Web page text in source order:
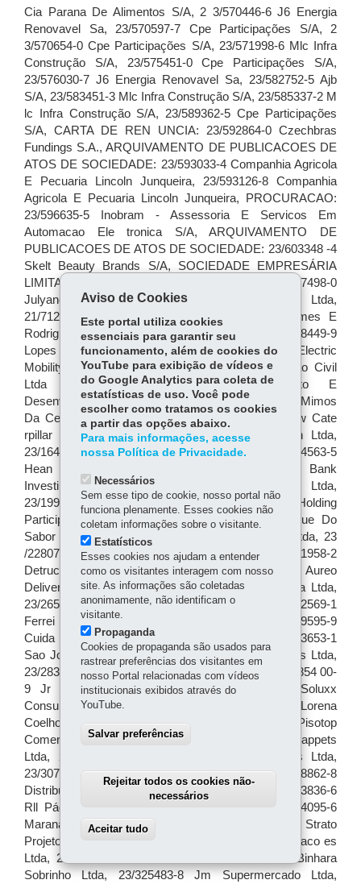
Aviso de Cookies
Este portal utiliza cookies
essenciais para garantir seu
funcionamento, além de cookies do
YouTube para exibição de vídeos e
do Google Analytics para coleta de
estatísticas de uso. Você pode
escolher como tratamos os cookies
a partir das opções abaixo.
Para mais informações, acesse
nossa Política de Privacidade.
Necessários
Sem esse tipo de cookie, nosso portal não
funciona plenamente. Esses cookies não
coletam informações sobre o visitante.
Estatísticos
Esses cookies nos ajudam a entender
como os visitantes interagem com nosso
site. As informações são coletadas
anonimamente, não identificam o
visitante.
Propaganda
Cookies de propaganda são usados para
rastrear preferências dos visitantes em
nosso Portal relacionadas com vídeos
institucionais exibidos através do
YouTube.
Salvar preferências
Rejeitar todos os cookies não-
necessários
Aceitar tudo